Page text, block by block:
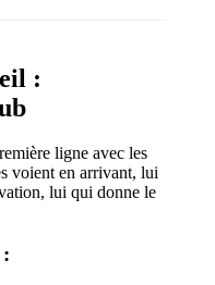
:
ligne avec les
voient en arrivant, lui
lui qui donne le